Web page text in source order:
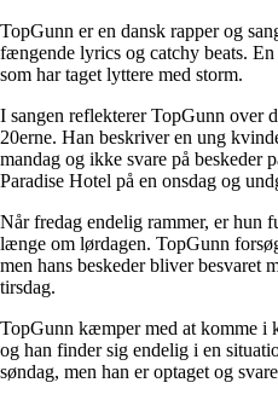
TopGunn er en dansk rapper og
fængende lyrics og catchy beats.
som har taget lyttere med storm.
I sangen reflekterer TopGunn over
20erne. Han beskriver en ung
mandag og ikke svare på beskeder
Paradise Hotel på en onsdag og
Når fredag endelig rammer, er hun
længe om lørdagen. TopGunn
men hans beskeder bliver besvaret
tirsdag.
TopGunn kæmper med at komme i
og han finder sig endelig i en
søndag, men han er optaget og